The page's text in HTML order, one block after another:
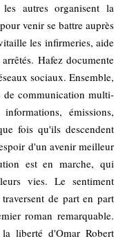
autres organisent la
venir se battre auprès
les infirmeries, aide
Hafez documente
sociaux. Ensemble,
communication multi-
émissions,
fois qu'ils descendent
d'un avenir meilleur
est en marche, qui
vies. Le sentiment
de part en part
roman remarquable.
liberté d'Omar Robert